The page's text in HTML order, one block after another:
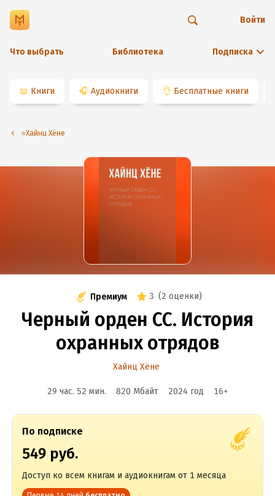
Что выбрать Библиотека Подписка
Войти
📖 Книги 🎧 Аудиокниги 👌 Бесплатные книги
⭐️Хайнц Хёне
Премиум 3 (2 оценки)
Черный орден СС. История
охранных отрядов
Хайнц Хёне
29 час. 52 мин. 820 Мбайт 2024 год 16+
По подписке
549 руб.
Доступ ко всем книгам и аудиокнигам от 1 месяца